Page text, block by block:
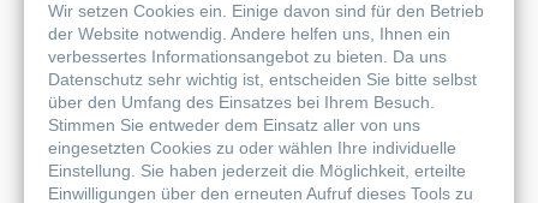
iPF8400 Mediapkg
iPF9400 Mediapkg
New
GP-2600S Mediapkg
GP-4600S Mediapkg
GP-6600S Mediapkg
iPF Pro-1100
Mediapkg
iPF Pro-2600
SC-P20500
Wir setzen Cookies ein. Einige davon sind für den Betrieb
der Website notwendig. Andere helfen uns, Ihnen ein
verbessertes Informationsangebot zu bieten. Da uns
Datenschutz sehr wichtig ist, entscheiden Sie bitte selbst
über den Umfang des Einsatzes bei Ihrem Besuch.
Stimmen Sie entweder dem Einsatz aller von uns
eingesetzten Cookies zu oder wählen Ihre individuelle
Einstellung. Sie haben jederzeit die Möglichkeit, erteilte
Einwilligungen über den erneuten Aufruf dieses Tools zu